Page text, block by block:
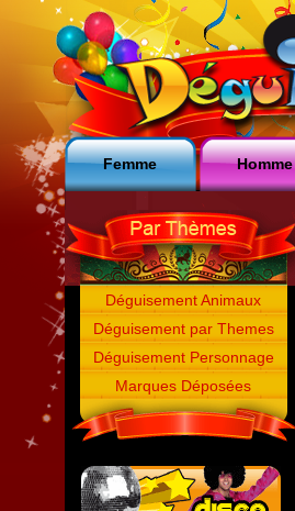
Femme Homme
Déguisement Animaux
Déguisement par Themes
Déguisement Personnage
Marques Déposées